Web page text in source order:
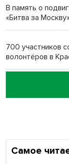
В память о
«Битва за
700 участников
волонтёров в
Честный выбор:
объективность
Самое